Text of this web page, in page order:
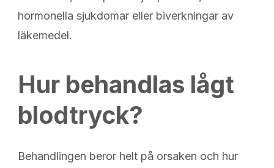
hormonella sjukdomar eller biverkningar av
läkemedel.
Hur behandlas lågt
blodtryck?
Behandlingen beror helt på orsaken och hur